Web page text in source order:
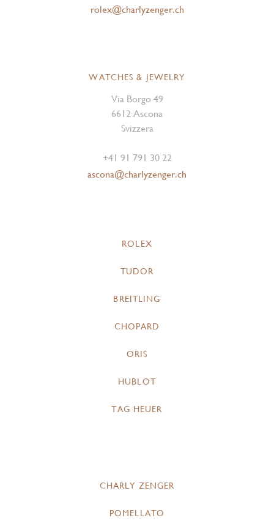
rolex@charlyzenger.ch
WATCHES & JEWELRY
Via Borgo 49
6612 Ascona
Svizzera
+41 91 791 30 22
ascona@charlyzenger.ch
ROLEX
TUDOR
BREITLING
CHOPARD
ORIS
HUBLOT
TAG HEUER
CHARLY ZENGER
POMELLATO